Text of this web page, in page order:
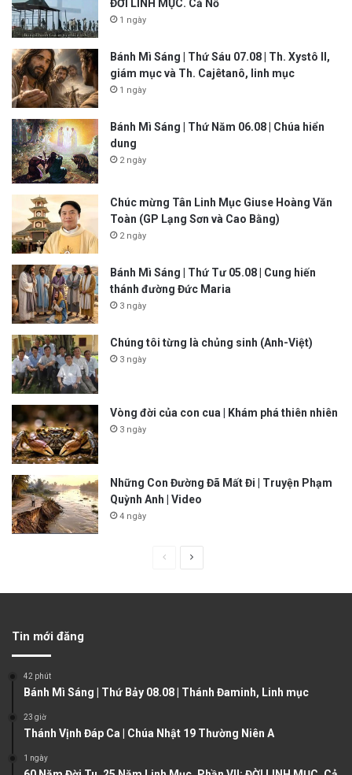
ĐỜI LINH MỤC. Cả Nổ
1 ngày
Bánh Mì Sáng | Thứ Sáu 07.08 | Th. Xystô II,
giám mục và Th. Cajêtanô, linh mục
1 ngày
Bánh Mì Sáng | Thứ Năm 06.08 | Chúa hiển
dung
2 ngày
Chúc mừng Tân Linh Mục Giuse Hoàng Văn
Toàn (GP Lạng Sơn và Cao Bằng)
2 ngày
Bánh Mì Sáng | Thứ Tư 05.08 | Cung hiến
thánh đường Đức Maria
3 ngày
Chúng tôi từng là chủng sinh (Anh-Việt)
3 ngày
Vòng đời của con cua | Khám phá thiên nhiên
3 ngày
Những Con Đường Đã Mất Đi | Truyện Phạm
Quỳnh Anh | Video
4 ngày
u
p
g
Tin mới đăng
42 phút
Bánh Mì Sáng | Thứ Bảy 08.08 | Thánh Đaminh, Linh mục
23 giờ
Thánh Vịnh Đáp Ca | Chúa Nhật 19 Thường Niên A
1 ngày